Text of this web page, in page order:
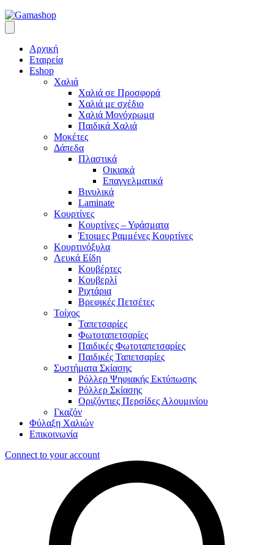
Αρχική
Εταιρεία
Eshop
Χαλιά
Χαλιά σε Προσφορά
Χαλιά με σχέδιο
Χαλιά Μονόχρωμα
Παιδικά Χαλιά
Μοκέτες
Δάπεδα
Πλαστικά
Οικιακά
Επαγγελματικά
Βινυλικά
Laminate
Κουρτίνες
Κουρτίνες – Υφάσματα
Έτοιμες Ραμμένες Κουρτίνες
Κουρτινόξυλα
Λευκά Είδη
Κουβέρτες
Κουβερλί
Ριχτάρια
Βρεφικές Πετσέτες
Τοίχος
Ταπετσαρίες
Φωτοταπετσαρίες
Παιδικές Φωτοταπετσαρίες
Παιδικές Ταπετσαρίες
Συστήματα Σκίασης
Ρόλλερ Ψηφιακής Εκτύπωσης
Ρόλλερ Σκίασης
Οριζόντιες Περσίδες Αλουμινίου
Γκαζόν
Φύλαξη Χαλιών
Επικοινωνία
Connect to your account